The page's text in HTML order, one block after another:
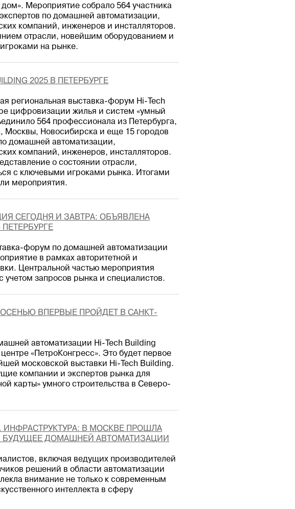
Мероприятие собрало 564 участника
по домашней автоматизации,
компаний, инженеров и инсталляторов.
отрасли, новейшим оборудованием и
на рынке.
2025 В ПЕТЕРБУРГЕ
региональная выставка-форум Hi-Tech
цифровизации жилья и систем «умный
564 профессионала из Петербурга,
Москвы, Новосибирска и еще 15 городов
домашней автоматизации,
компаний, инженеров, инсталляторов.
о состоянии отрасли,
с ключевыми игроками рынка. Итогами
мероприятия.
СЕГОДНЯ И ЗАВТРА: ОБЪЯВЛЕНА
ПЕТЕРБУРГЕ
форум по домашней автоматизации
в рамках авторитетной и
Центральной частью мероприятия
учетом запросов рынка и специалистов.
ОСЕНЬЮ ВПЕРВЫЕ ПРОЙДЕТ В САНКТ-
автоматизации Hi-Tech Building
«ПетроКонгресс». Это будет первое
московской выставки Hi-Tech Building.
компании и экспертов рынка для
карты» умного строительства в Северо-
ИНФРАСТРУКТУРА: В МОСКВЕ ПРОШЛА
БУДУЩЕЕ ДОМАШНЕЙ АВТОМАТИЗАЦИИ
включая ведущих производителей
решений в области автоматизации
внимание не только к современным
интеллекта в сферу